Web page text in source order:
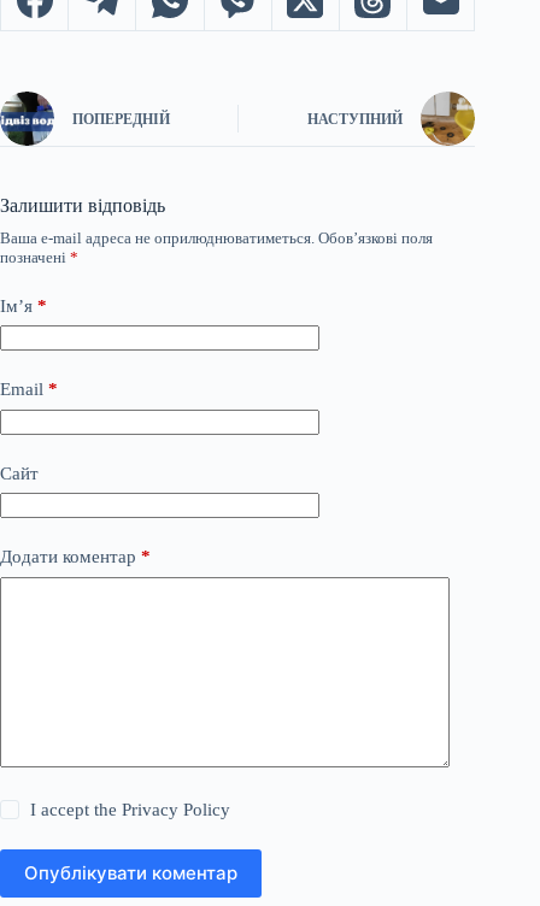
ПОПЕРЕДНІЙ НАСТУПНИЙ
Залишити відповідь
Ваша e-mail адреса не оприлюднюватиметься. Обов’язкові поля
позначені *
Ім’я *
Email *
Сайт
Додати коментар *
I accept thePrivacy Policy
Опублікувати коментар